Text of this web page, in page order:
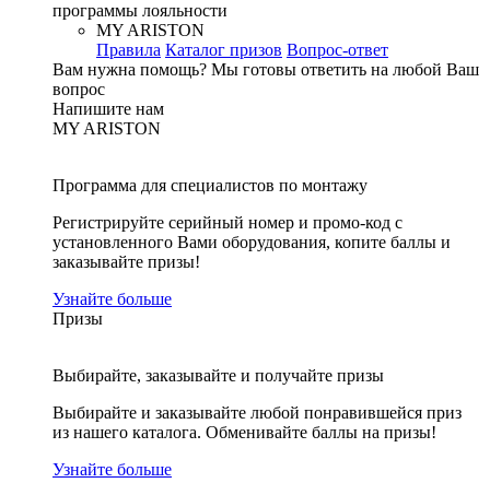
программы лояльности
MY ARISTON
Правила Каталог призов Вопрос-ответ
Вам нужна помощь? Мы готовы ответить на любой Ваш
вопрос
Напишите нам
MY ARISTON
Программа для специалистов по монтажу
Регистрируйте серийный номер и промо-код с
установленного Вами оборудования, копите баллы и
заказывайте призы!
Узнайте больше
Призы
Выбирайте, заказывайте и получайте призы
Выбирайте и заказывайте любой понравившейся приз
из нашего каталога. Обменивайте баллы на призы!
Узнайте больше